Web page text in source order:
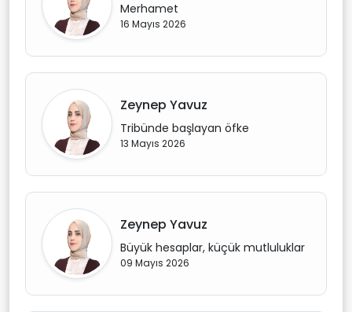
Merhamet
16 Mayıs 2026
Zeynep Yavuz
Tribünde başlayan öfke
13 Mayıs 2026
Zeynep Yavuz
Büyük hesaplar, küçük mutluluklar
09 Mayıs 2026